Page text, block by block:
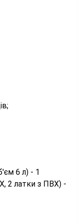
6 л) - 1
2 латки з ПВХ) -